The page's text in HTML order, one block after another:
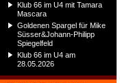
Klub 66 im U4 mit Tamara
Mascara
Goldenen Spargel für Mike
Süsser&Johann-Philipp
Spiegelfeld
Klub 66 im U4 am
28.05.2026